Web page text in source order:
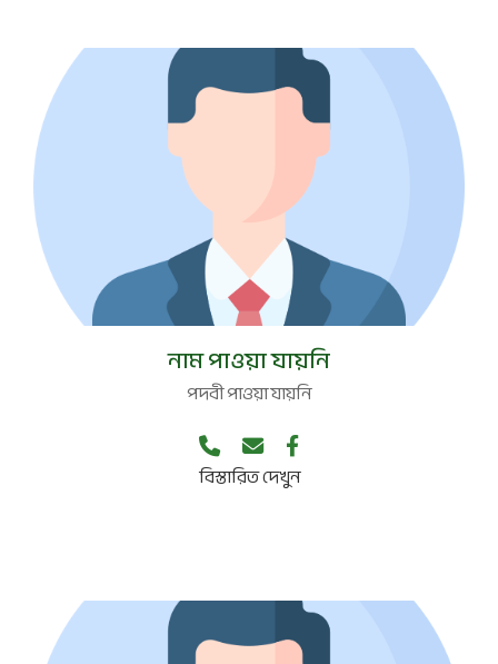
নাম পাওয়া যায়নি
পদবী পাওয়া যায়নি
বিস্তারিত দেখুন